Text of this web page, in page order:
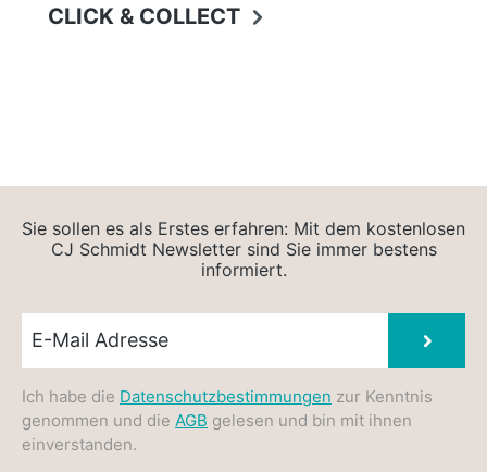
CLICK & COLLECT
Sie sollen es als Erstes erfahren: Mit dem kostenlosen
CJ Schmidt Newsletter sind Sie immer bestens
informiert.
Ich habe die Datenschutzbestimmungen zur Kenntnis
genommen und die AGB gelesen und bin mit ihnen
einverstanden.